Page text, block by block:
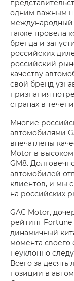
одним важным
также провела
бренда и
российских
российский
качеству
свой бренд
признания
странах в
Многие
автомобилями
впечатлены
Motor в высоком
GM8.
автомобилей
клиентов, и мы
на российских
GAC Motor,
рейтинг
динамичный
момента своего
неуклонно
Всего за
позиции в